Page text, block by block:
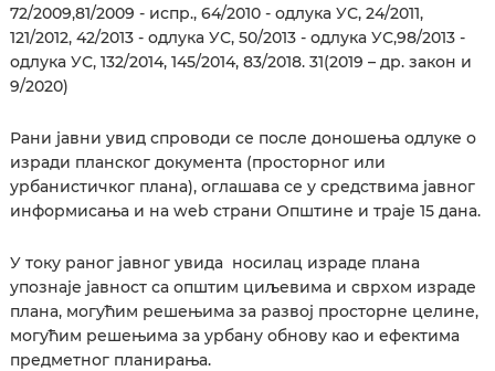
72/2009,81/2009 - испр., 64/2010 - одлука УС, 24/2011,
121/2012, 42/2013 - одлука УС, 50/2013 - одлука УС,98/2013 -
одлука УС, 132/2014, 145/2014, 83/2018. 31(2019 – др. закон и
9/2020)
Рани јавни увид спроводи се после доношења одлуке о
изради планског документа (просторног или
урбанистичког плана), оглашава се у средствима јавног
информисања и на web страни Општине и траје 15 дана.
У току раног јавног увида носилац израде плана
упознаје јавност са општим циљевима и сврхом израде
плана, могућим решењима за развој просторне целине,
могућим решењима за урбану обнову као и ефектима
предметног планирања.